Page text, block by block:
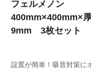
設置が簡単！吸音対策に
フェルメノン
400mm×400mm×
9mm 3枚セット